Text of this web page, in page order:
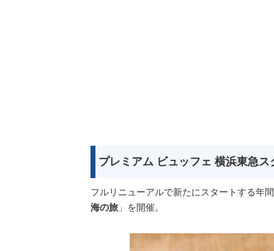
プレミアム ビュッフェ 横浜東急ス
フルリニューアルで新たにスタートする年
海の旅 」を開催。